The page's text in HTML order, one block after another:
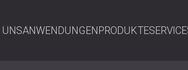
UNSANWENDUNGENPRODUKTE